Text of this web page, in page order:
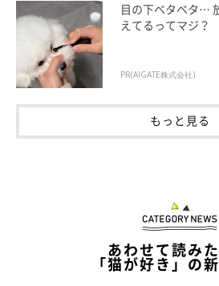
目の下ベタベタ…
えてるってマジ？
PR(AIGATE株式会社)
もっと見る
あわせて読みた
「猫が好き」の